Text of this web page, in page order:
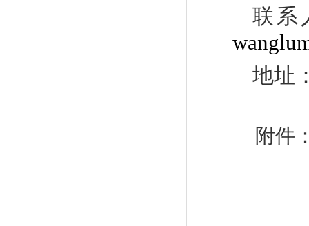
联系
地址
附件